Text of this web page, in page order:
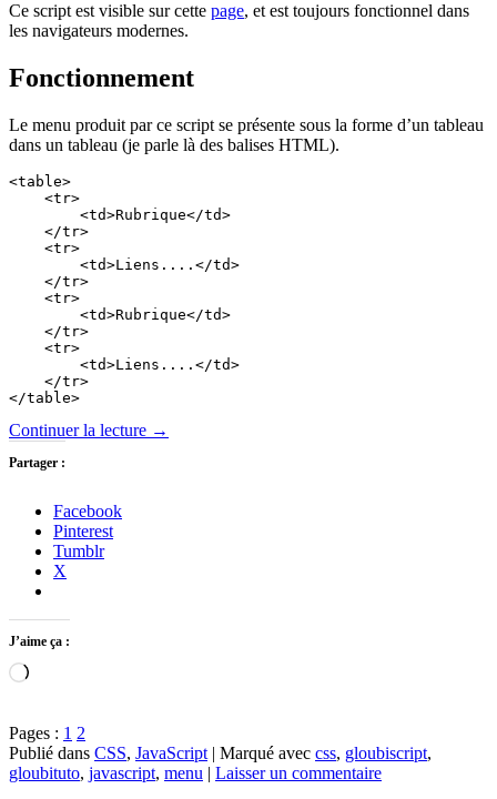
Ce script est visible sur cette page, et est toujours fonctionnel dans
les navigateurs modernes.
Fonctionnement
Le menu produit par ce script se présente sous la forme d’un tableau
dans un tableau (je parle là des balises HTML).
<table>
    <tr>
        <td>Rubrique</td>
    </tr>
    <tr>
        <td>Liens....</td>
    </tr>
    <tr>
        <td>Rubrique</td>
    </tr>
    <tr>
        <td>Liens....</td>
    </tr>
Continuer la lecture →
Partager :
Facebook
Pinterest
Tumblr
X
J’aime ça :
Chargement…
Pages : 1 2
Publié dans CSS, JavaScript | Marqué avec css, gloubiscript,
gloubituto, javascript, menu | Laisser un commentaire